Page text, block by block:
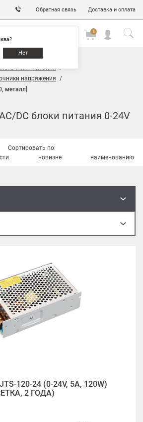
?
Нет
Обратная связь Доставка и оплата
0
Источники питания
напряжения
металл]
DC блоки питания 0-24V
Сортировать по:
новизне наименованию
120-24 (0-24V, 5A, 120W)
2 ГОДА)